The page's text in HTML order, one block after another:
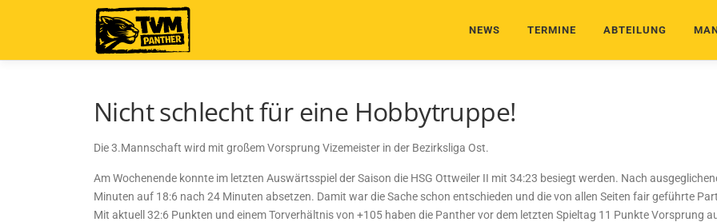
NEWS TERMINE ABTEILUNG
Nicht schlecht für eine Hobbytruppe!
Die 3.Mannschaft wird mit großem Vorsprung Vizemeister in der Bezirksliga Ost.
Am Wochenende konnte im letzten Auswärtsspiel der Saison die HSG Ottweiler II mit 34:23 besiegt werden. Nach
Minuten auf 18:6 nach 24 Minuten absetzen. Damit war die Sache schon entschieden und die von allen Seiten fair geführte
Mit aktuell 32:6 Punkten und einem Torverhältnis von +105 haben die Panther vor dem letzten Spieltag 11 Punkte Vorsprung